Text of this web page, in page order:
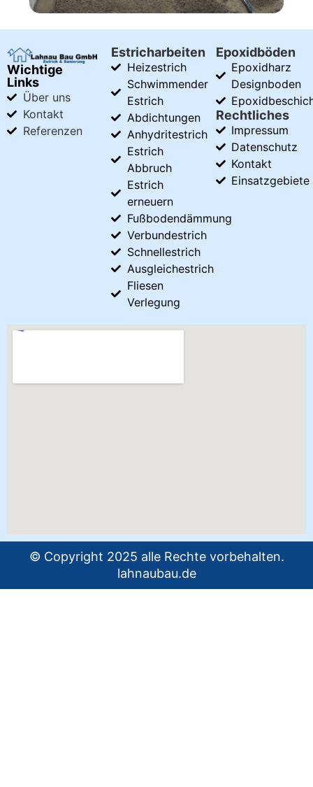
Wichtige
Links
Über uns
Kontakt
Referenzen
Estricharbeiten
Heizestrich
Schwimmender
Estrich
Abdichtungen
Anhydritestrich
Estrich
Abbruch
Estrich
erneuern
Fußbodendämmung
Verbundestrich
Schnellestrich
Ausgleichestrich
Fliesen
Verlegung
Epoxidböden
Epoxidharz
Designboden
Rechtliches
Impressum
Datenschutz
Kontakt
Einsatzgebiete
© Copyright 2025 alle Rechte vorbehalten.
lahnaubau.de